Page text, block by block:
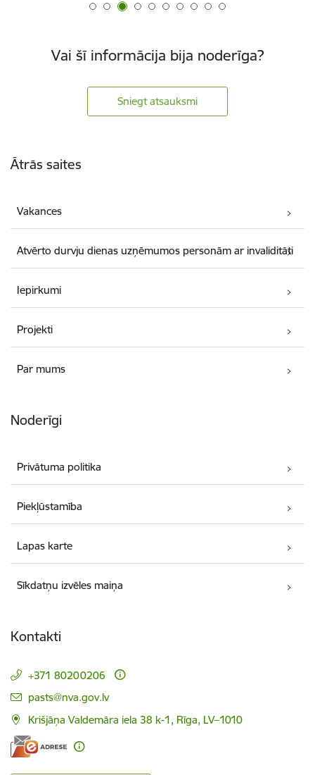
Vai šī informācija bija noderīga?
Sniegt atsauksmi
Ātrās saites
Vakances
Atvērto durvju dienas uzņēmumos personām ar invaliditāti
Iepirkumi
Projekti
Par mums
Noderīgi
Privātuma politika
Piekļūstamība
Lapas karte
Sīkdatņu izvēles maiņa
Kontakti
+371 80200206
E-pasts:
pasts@nva.gov.lv
Krišjāņa Valdemāra iela 38 k-1, Rīga, LV–1010